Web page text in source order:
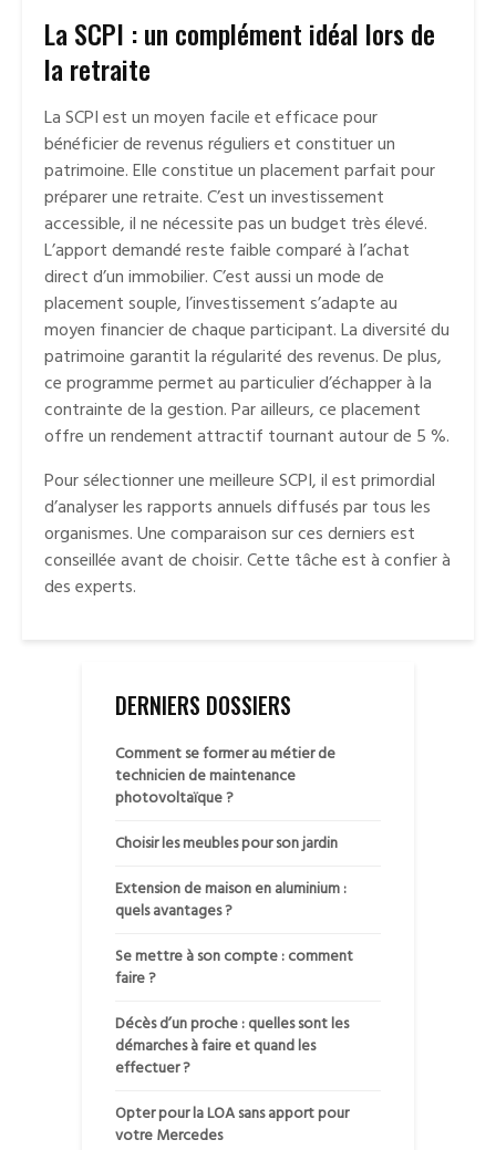
La SCPI : un complément idéal lors de
la retraite
La SCPI est un moyen facile et efficace pour
bénéficier de revenus réguliers et constituer un
patrimoine. Elle constitue un placement parfait pour
préparer une retraite. C’est un investissement
accessible, il ne nécessite pas un budget très élevé.
L’apport demandé reste faible comparé à l’achat
direct d’un immobilier. C’est aussi un mode de
placement souple, l’investissement s’adapte au
moyen financier de chaque participant. La diversité du
patrimoine garantit la régularité des revenus. De plus,
ce programme permet au particulier d’échapper à la
contrainte de la gestion. Par ailleurs, ce placement
offre un rendement attractif tournant autour de 5 %.
Pour sélectionner une meilleure SCPI, il est primordial
d’analyser les rapports annuels diffusés par tous les
organismes. Une comparaison sur ces derniers est
conseillée avant de choisir. Cette tâche est à confier à
des experts.
DERNIERS DOSSIERS
Comment se former au métier de
technicien de maintenance
photovoltaïque ?
Choisir les meubles pour son jardin
Extension de maison en aluminium :
quels avantages ?
Se mettre à son compte : comment
faire ?
Décès d’un proche : quelles sont les
démarches à faire et quand les
effectuer ?
Opter pour la LOA sans apport pour
votre Mercedes